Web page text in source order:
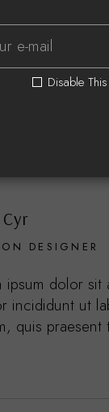
DESIGNER
ipsum dolor
incididunt ut
quis
Disable